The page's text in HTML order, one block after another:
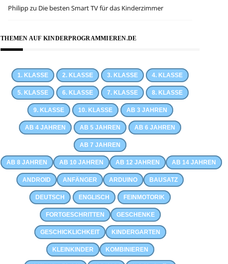
Philippzu Die besten Smart TV für das Kinderzimmer
THEMEN AUF KINDERPROGRAMMIEREN.DE
1. KLASSE 2. KLASSE 3. KLASSE 4. KLASSE
5. KLASSE 6. KLASSE 7. KLASSE 8. KLASSE
9. KLASSE 10. KLASSE AB 3 JAHREN
AB 4 JAHREN AB 5 JAHREN AB 6 JAHREN
AB 7 JAHREN
AB 8 JAHREN AB 10 JAHREN AB 12 JAHREN AB 14 JAHREN
ANDROID ANFÄNGER ARDUINO BAUSATZ
DEUTSCH ENGLISCH FEINMOTORIK
FORTGESCHRITTEN GESCHENKE
GESCHICKLICHKEIT KINDERGARTEN
KLEINKINDER KOMBINIEREN